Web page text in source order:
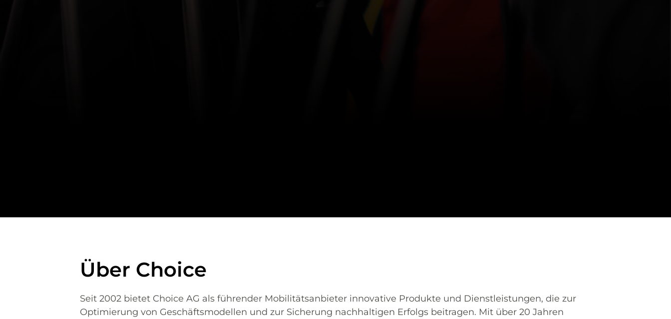
Über Choice
Seit 2002 bietet Choice AG als führender Mobilitätsanbieter innovative Produkte und Dienstleistungen, die zur
Optimierung von Geschäftsmodellen und zur Sicherung nachhaltigen Erfolgs beitragen. Mit über 20 Jahren